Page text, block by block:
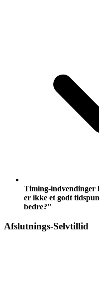
Timing-indvendinger
er ikke et godt
bedre?"
Afslutnings-Selvtillid